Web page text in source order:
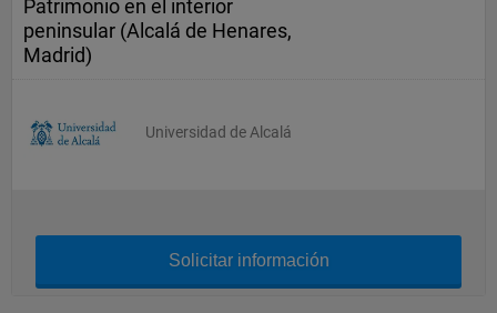
Patrimonio en el interior
peninsular (Alcalá de Henares,
Madrid)
Universidad de Alcalá
Solicitar información